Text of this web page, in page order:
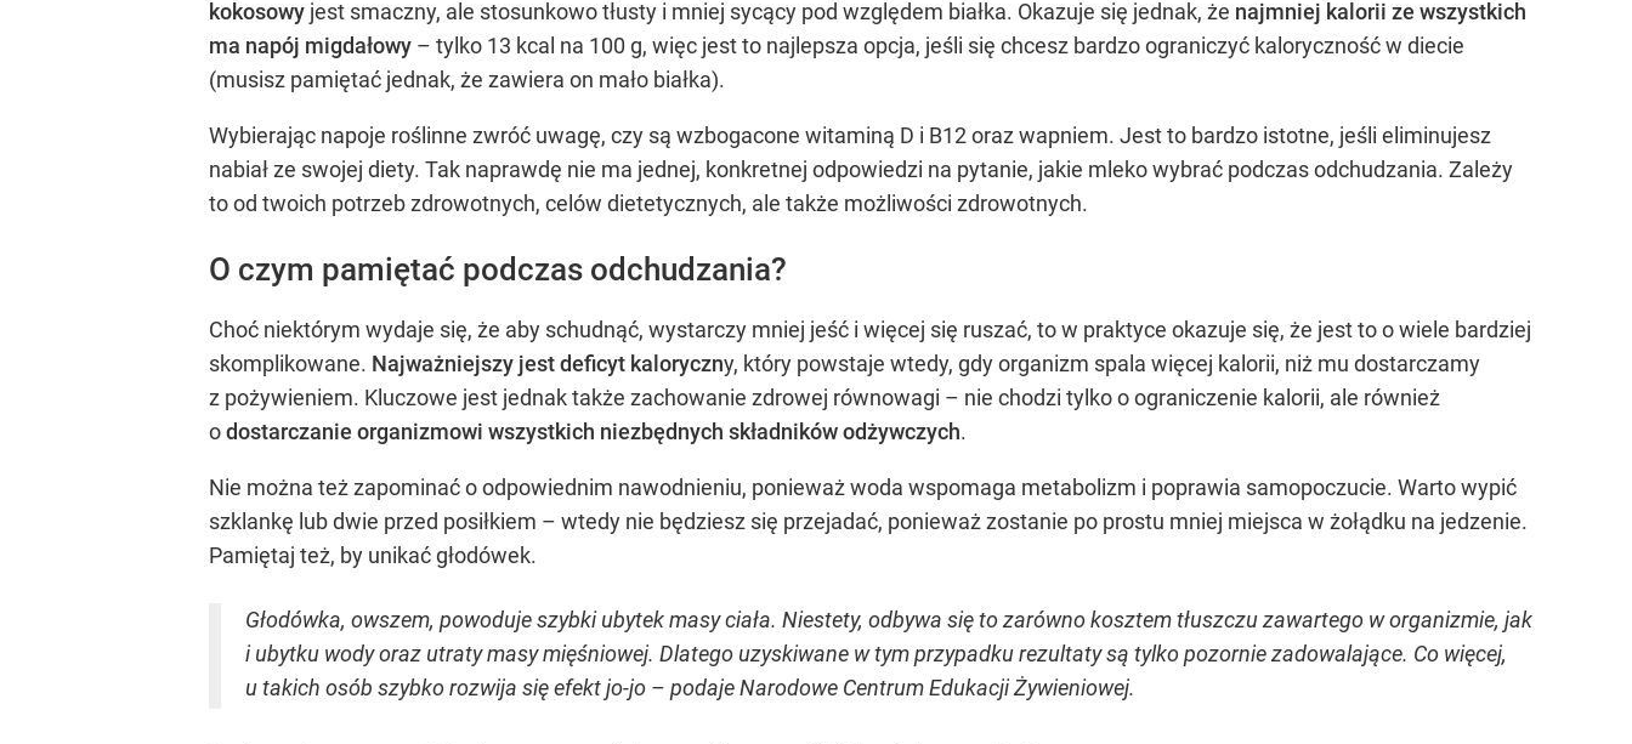
kokosowy jest smaczny, ale stosunkowo tłusty i mniej sycący pod względem białka. Okazuje się jednak, że najmniej kalorii ze wszystkich
ma napój migdałowy – tylko 13 kcal na 100 g, więc jest to najlepsza opcja, jeśli się chcesz bardzo ograniczyć kaloryczność w diecie
(musisz pamiętać jednak, że zawiera on mało białka).
Wybierając napoje roślinne zwróć uwagę, czy są wzbogacone witaminą D i B12 oraz wapniem. Jest to bardzo istotne, jeśli eliminujesz
nabiał ze swojej diety. Tak naprawdę nie ma jednej, konkretnej odpowiedzi na pytanie, jakie mleko wybrać podczas odchudzania. Zależy
to od twoich potrzeb zdrowotnych, celów dietetycznych, ale także możliwości zdrowotnych.
O czym pamiętać podczas odchudzania?
Choć niektórym wydaje się, że aby schudnąć, wystarczy mniej jeść i więcej się ruszać, to w praktyce okazuje się, że jest to o wiele bardziej
skomplikowane. Najważniejszy jest deficyt kaloryczny, który powstaje wtedy, gdy organizm spala więcej kalorii, niż mu dostarczamy
z pożywieniem. Kluczowe jest jednak także zachowanie zdrowej równowagi – nie chodzi tylko o ograniczenie kalorii, ale również
odostarczanie organizmowi wszystkich niezbędnych składników odżywczych.
Nie można też zapominać o odpowiednim nawodnieniu, ponieważ woda wspomaga metabolizm i poprawia samopoczucie. Warto wypić
szklankę lub dwie przed posiłkiem – wtedy nie będziesz się przejadać, ponieważ zostanie po prostu mniej miejsca w żołądku na jedzenie.
Pamiętaj też, by unikać głodówek.
Głodówka, owszem, powoduje szybki ubytek masy ciała. Niestety, odbywa się to zarówno kosztem tłuszczu zawartego w organizmie, jak
i ubytku wody oraz utraty masy mięśniowej. Dlatego uzyskiwane w tym przypadku rezultaty są tylko pozornie zadowalające. Co więcej,
u takich osób szybko rozwija się efekt jo-jo – podaje Narodowe Centrum Edukacji Żywieniowej.